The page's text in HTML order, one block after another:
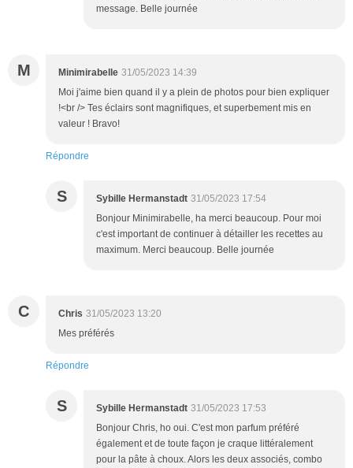
message. Belle journée
M Minimirabelle 31/05/2023 14:39
Moi j'aime bien quand il y a plein de photos pour bien expliquer
!<br /> Tes éclairs sont magnifiques, et superbement mis en
valeur ! Bravo!
Répondre
S Sybille Hermanstadt 31/05/2023 17:54
Bonjour Minimirabelle, ha merci beaucoup. Pour moi
c'est important de continuer à détailler les recettes au
maximum. Merci beaucoup. Belle journée
C Chris 31/05/2023 13:20
Mes préférés
Répondre
S Sybille Hermanstadt 31/05/2023 17:53
Bonjour Chris, ho oui. C'est mon parfum préféré
également et de toute façon je craque littéralement
pour la pâte à choux. Alors les deux associés, combo